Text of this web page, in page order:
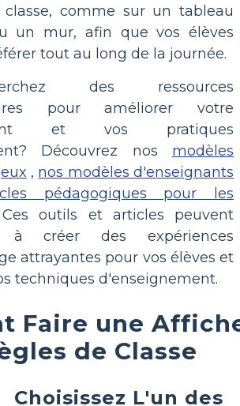
comme sur un tableau
un mur, afin que vos élèves
tout au long de la journée.
des ressources
pour améliorer votre
et vos pratiques
Découvrez nos modèles
, nos modèles d'enseignants
pédagogiques pour les
outils et articles peuvent
à créer des expériences
attrayantes pour vos élèves et
techniques d'enseignement.
Faire une
de Classe
Choisissez L'un des